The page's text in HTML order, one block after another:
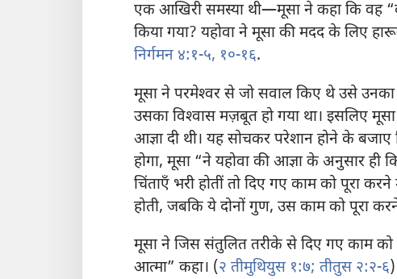
एक आखिरी समस्या थी—मूसा ने कहा कि वह
किया गया? यहोवा ने मूसा की मदद के लिए
निर्गमन ४:१-५, १०-१६.
मूसा ने परमेश्‍वर से जो सवाल किए थे उसे
उसका विश्‍वास मज़बूत हो गया था। इसलिए
आज्ञा दी थी। यह सोचकर परेशान होने के
होगा, मूसा “ने यहोवा की आज्ञा के अनुसार ही
चिंताएँ भरी होतीं तो दिए गए काम को पूरा
होती, जबकि ये दोनों गुण, उस काम को पूरा
मूसा ने जिस संतुलित तरीके से दिए गए काम को
आत्मा” कहा। (२ तीमुथियुस १:७; तीतुस २:२-६